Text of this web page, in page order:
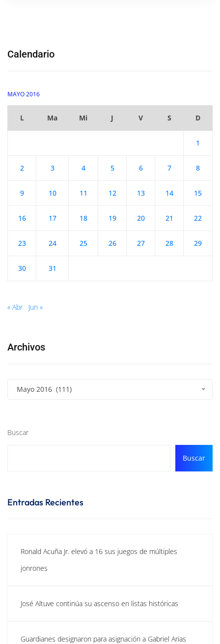
Calendario
MAYO 2016
L Ma Mi J V S D
1
2 3 4 5 6 7 8
9 10 11 12 13 14 15
16 17 18 19 20 21 22
23 24 25 26 27 28 29
30 31
« Abr Jun »
Archivos
Mayo 2016 (111)
Buscar
Buscar
Entradas Recientes
Ronald Acuña Jr. elevó a 16 sus juegos de múltiples
jonrones
José Altuve continúa su ascenso en listas históricas
Guardianes designaron para asignación a Gabriel Arias